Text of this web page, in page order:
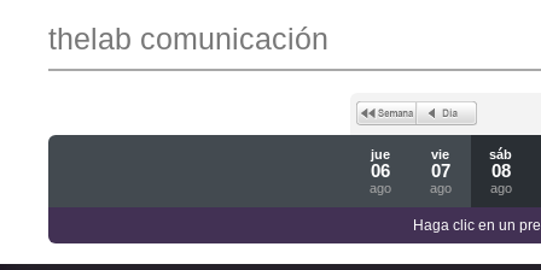
thelab comunicación
jue
06
ago
vie
07
ago
sáb
08
ago
Haga clic en un